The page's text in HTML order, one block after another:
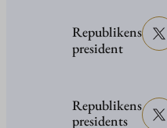
Republikens
president
Republikens
presidents